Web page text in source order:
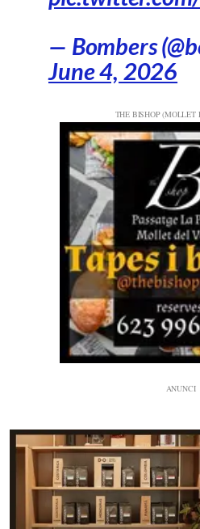
— Bombers
June 4, 2026